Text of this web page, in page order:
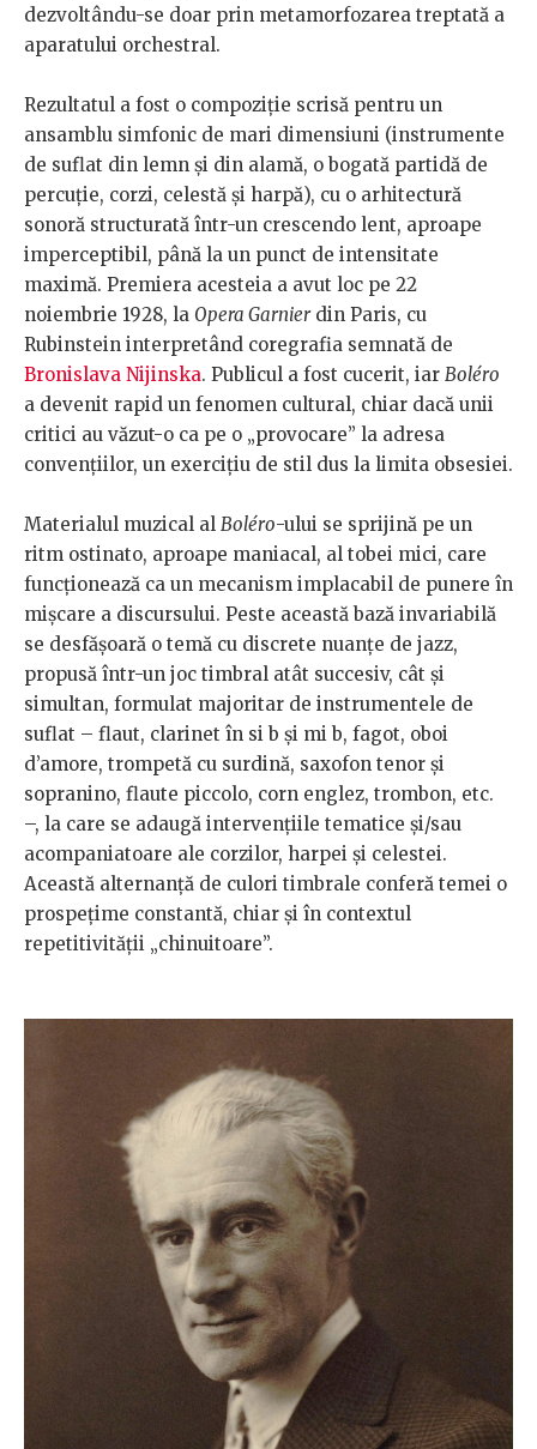
dezvoltându-se doar prin metamorfozarea treptată a
aparatului orchestral.
Rezultatul a fost o compoziție scrisă pentru un
ansamblu simfonic de mari dimensiuni (instrumente
de suflat din lemn și din alamă, o bogată partidă de
percuție, corzi, celestă și harpă), cu o arhitectură
sonoră structurată într-un crescendo lent, aproape
imperceptibil, până la un punct de intensitate
maximă. Premiera acesteia a avut loc pe 22
noiembrie 1928, la Opera Garnierdin Paris, cu
Rubinstein interpretând coregrafia semnată de
Bronislava Nijinska. Publicul a fost cucerit, iar Boléro
a devenit rapid un fenomen cultural, chiar dacă unii
critici au văzut-o ca pe o „provocare” la adresa
convențiilor, un exercițiu de stil dus la limita obsesiei.
Materialul muzical al Boléro-ului se sprijină pe un
ritm ostinato, aproape maniacal, al tobei mici, care
funcționează ca un mecanism implacabil de punere în
mișcare a discursului. Peste această bază invariabilă
se desfășoară o temă cu discrete nuanțe de jazz,
propusă într-un joc timbral atât succesiv, cât și
simultan, formulat majoritar de instrumentele de
suflat – flaut, clarinet în si b și mi b, fagot, oboi
d’amore, trompetă cu surdină, saxofon tenor și
sopranino, flaute piccolo, corn englez, trombon, etc.
–, la care se adaugă intervențiile tematice și/sau
acompaniatoare ale corzilor, harpei și celestei.
Această alternanță de culori timbrale conferă temei o
prospețime constantă, chiar și în contextul
repetitivității „chinuitoare”.